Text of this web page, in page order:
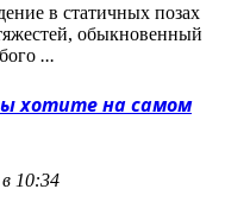
в статичных позах
обыкновенный
...
хотите на самом
10:34